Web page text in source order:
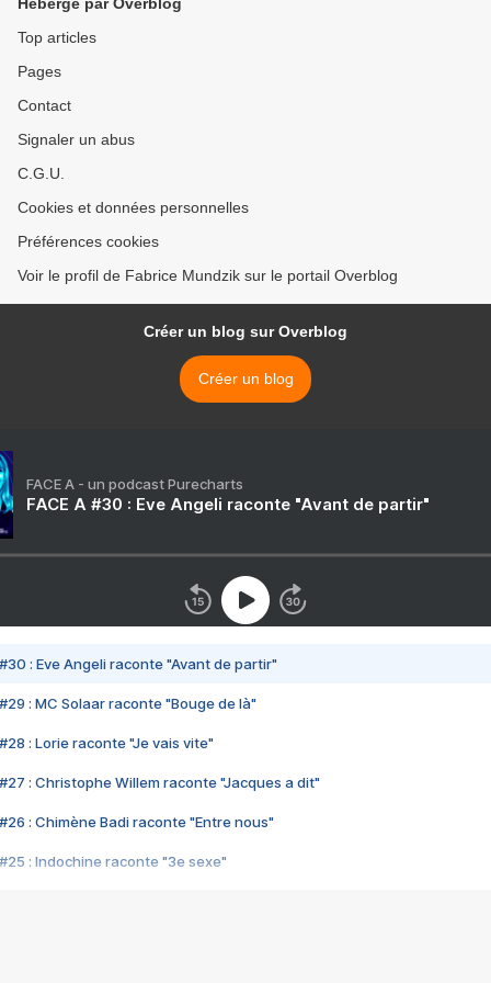
Top articles
Pages
Contact
Signaler un abus
C.G.U.
Cookies et données personnelles
Préférences cookies
Voir le profil de Fabrice Mundzik sur le portail Overblog
Créer un blog sur Overblog
Créer un blog
FACE A - un podcast Purecharts
FACE A #30 : Eve Angeli raconte "Avant de partir"
#30 : Eve Angeli raconte "Avant de partir"
#29 : MC Solaar raconte "Bouge de là"
#28 : Lorie raconte "Je vais vite"
#27 : Christophe Willem raconte "Jacques a dit"
#26 : Chimène Badi raconte "Entre nous"
#25 : Indochine raconte "3e sexe"